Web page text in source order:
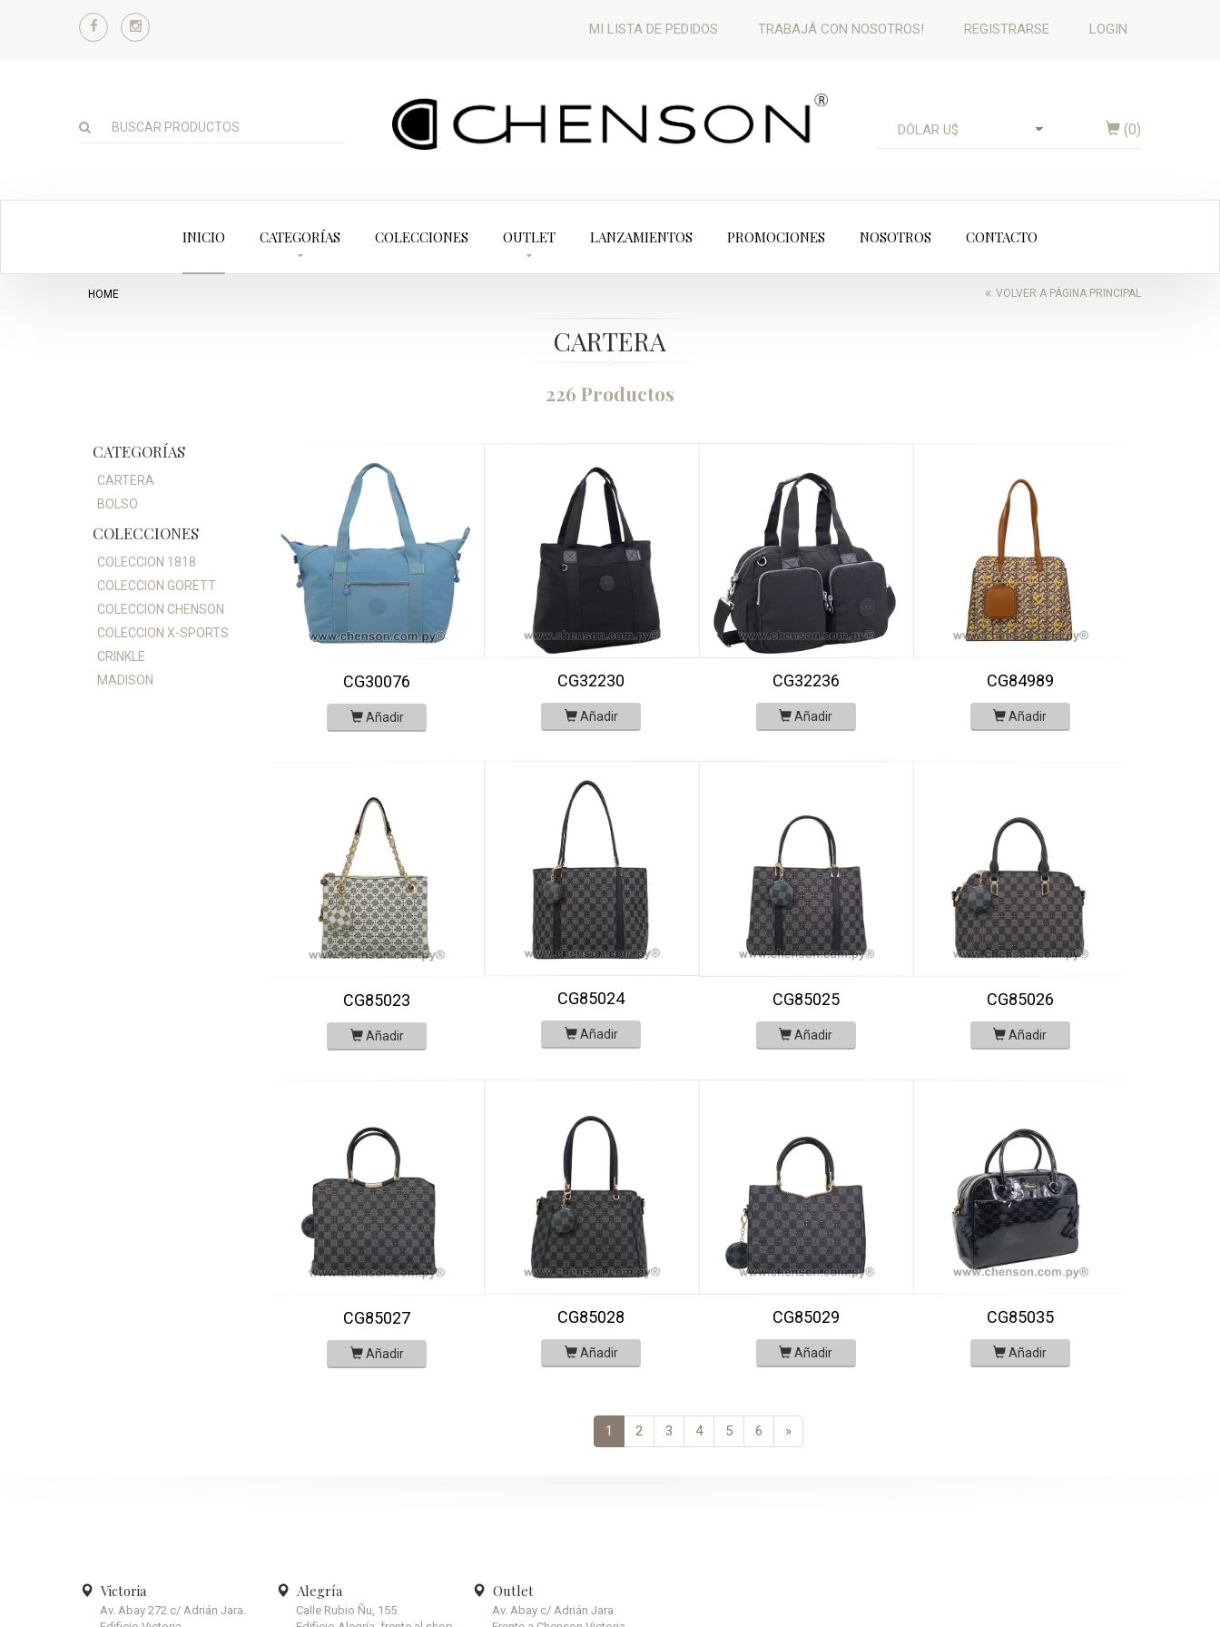
MI LISTA DE PEDIDOS TRABAJÁ CON NOSOTROS! REGISTRARSE LOGIN
(0)
INICIO CATEGORÍAS COLECCIONES OUTLET LANZAMIENTOS PROMOCIONES NOSOTROS CONTACTO
HOME VOLVER A PÁGINA PRINCIPAL
CARTERA
226 Productos
CATEGORÍAS
CARTERA
BOLSO
COLECCIONES
COLECCION 1818
COLECCION GORETT
COLECCION CHENSON
COLECCION X-SPORTS
CRINKLE
MADISON
CG30076
Añadir
CG32230
Añadir
CG32236
Añadir
CG84989
Añadir
CG85023
Añadir
CG85024
Añadir
CG85025
Añadir
CG85026
Añadir
CG85027
Añadir
CG85028
Añadir
CG85029
Añadir
CG85035
Añadir
1 2 3 4 5 6 »
Victoria
Av. Abay 272 c/ Adrián Jara.
Alegría
Calle Rubio Ñu, 155.
Outlet
Av. Abay c/ Adrián Jara